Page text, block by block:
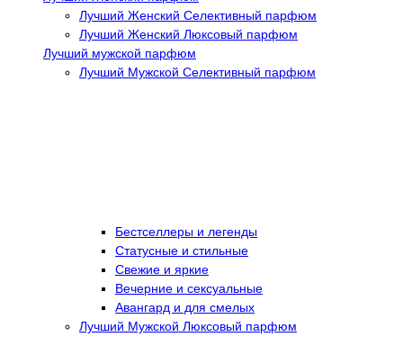
Лучший Женский Селективный парфюм
Лучший Женский Люксовый парфюм
Лучший мужской парфюм
Лучший Мужской Селективный парфюм
Бестселлеры и легенды
Статусные и стильные
Свежие и яркие
Вечерние и сексуальные
Авангард и для смелых
Лучший Мужской Люксовый парфюм